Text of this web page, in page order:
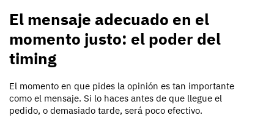
El mensaje adecuado en el
momento justo: el poder del
timing
El momento en que pides la opinión es tan importante
como el mensaje. Si lo haces antes de que llegue el
pedido, o demasiado tarde, será poco efectivo.